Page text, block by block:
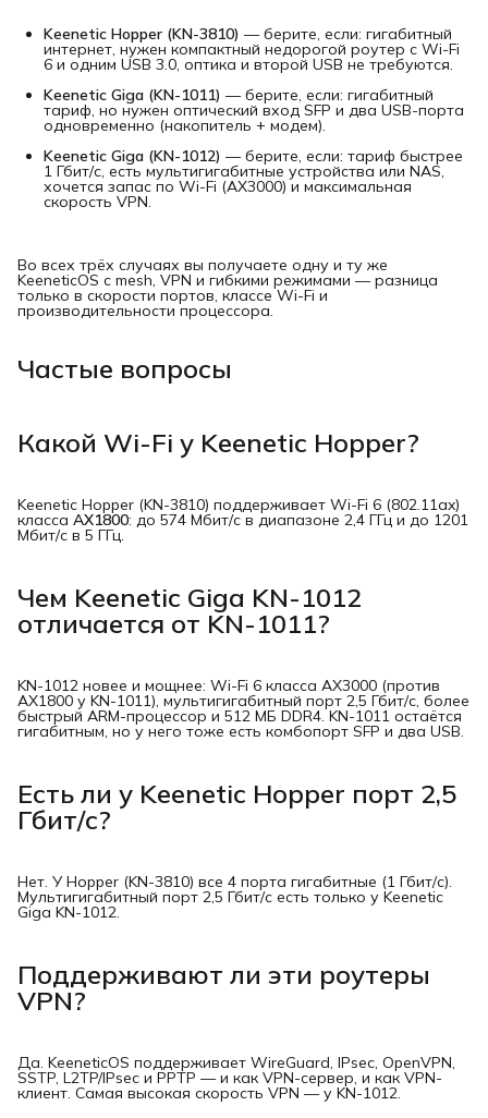
Keenetic Hopper (KN-3810) — берите, если: гигабитный
интернет, нужен компактный недорогой роутер с Wi-Fi
6 и одним USB 3.0, оптика и второй USB не требуются.
Keenetic Giga (KN-1011) — берите, если: гигабитный
тариф, но нужен оптический вход SFP и два USB-порта
одновременно (накопитель + модем).
Keenetic Giga (KN-1012) — берите, если: тариф быстрее
1 Гбит/с, есть мультигигабитные устройства или NAS,
хочется запас по Wi-Fi (AX3000) и максимальная
скорость VPN.
Во всех трёх случаях вы получаете одну и ту же
KeeneticOS с mesh, VPN и гибкими режимами — разница
только в скорости портов, классе Wi-Fi и
производительности процессора.
Частые вопросы
Какой Wi-Fi у Keenetic Hopper?
Keenetic Hopper (KN-3810) поддерживает Wi-Fi 6 (802.11ax)
класса AX1800: до 574 Мбит/с в диапазоне 2,4 ГГц и до 1201
Мбит/с в 5 ГГц.
Чем Keenetic Giga KN-1012
отличается от KN-1011?
KN-1012 новее и мощнее: Wi-Fi 6 класса AX3000 (против
AX1800 у KN-1011), мультигигабитный порт 2,5 Гбит/с, более
быстрый ARM-процессор и 512 МБ DDR4. KN-1011 остаётся
гигабитным, но у него тоже есть комбопорт SFP и два USB.
Есть ли у Keenetic Hopper порт 2,5
Гбит/с?
Нет. У Hopper (KN-3810) все 4 порта гигабитные (1 Гбит/с).
Мультигигабитный порт 2,5 Гбит/с есть только у Keenetic
Giga KN-1012.
Поддерживают ли эти роутеры
VPN?
Да. KeeneticOS поддерживает WireGuard, IPsec, OpenVPN,
SSTP, L2TP/IPsec и PPTP — и как VPN-сервер, и как VPN-
клиент. Самая высокая скорость VPN — у KN-1012.